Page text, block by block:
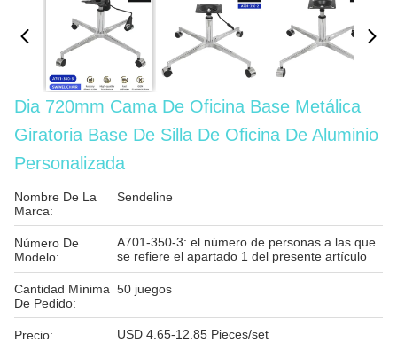
Dia 720mm Cama De Oficina Base Metálica
Giratoria Base De Silla De Oficina De Aluminio
Personalizada
Nombre De La
Marca:
Sendeline
Número De
Modelo:
A701-350-3: el número de personas a las que
se refiere el apartado 1 del presente artículo
Cantidad Mínima
De Pedido:
50 juegos
Precio: USD 4.65-12.85 Pieces/set